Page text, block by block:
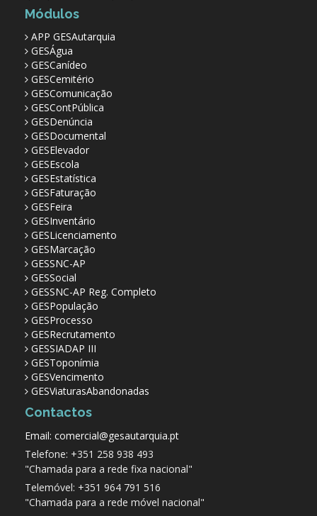
Módulos
APP GESAutarquia
GESÁgua
GESCanídeo
GESCemitério
GESComunicação
GESContPública
GESDenúncia
GESDocumental
GESElevador
GESEscola
GESEstatística
GESFaturação
GESFeira
GESInventário
GESLicenciamento
GESMarcação
GESSNC-AP
GESSocial
GESSNC-AP Reg. Completo
GESPopulação
GESProcesso
GESRecrutamento
GESSIADAP III
GESToponímia
GESVencimento
GESViaturasAbandonadas
Contactos
Email: comercial@gesautarquia.pt
Telefone: +351 258 938 493
"Chamada para a rede fixa nacional"
Telemóvel: +351 964 791 516
"Chamada para a rede móvel nacional"